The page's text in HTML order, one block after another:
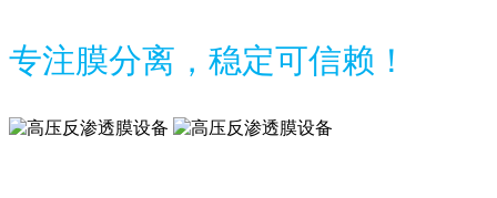
专注膜分离，稳定可信赖！